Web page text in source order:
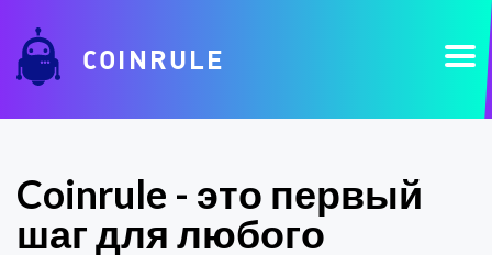
COINRULE
Coinrule - это первый
шаг для любого